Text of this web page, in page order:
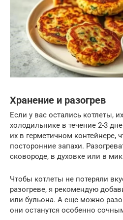
Хранение и разогрев
Если у вас остались котлеты,
холодильнике в течение 2-3
их в герметичном контейнере,
посторонние запахи.
сковороде, в духовке или в
Чтобы котлеты не потеряли
разогреве, я рекомендую
или бульона. А еще можно
они останутся особенно